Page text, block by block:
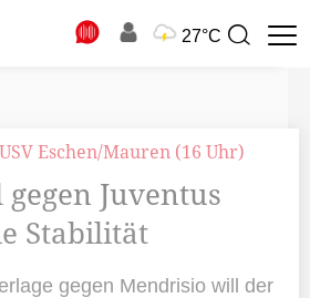
27°C
Suchbegriff
Eschen/Mauren (16 Uhr)
Juventus
Stabilität
gegen Mendrisio will der